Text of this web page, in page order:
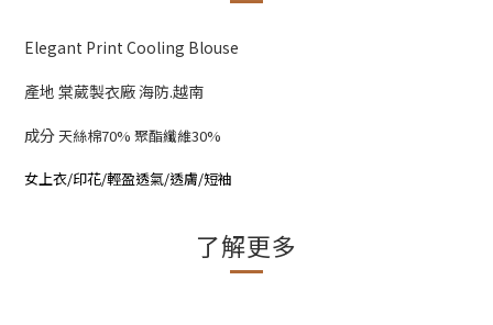
Elegant Print Cooling Blouse
產地 棠葳製衣廠 海防.越南
成分天絲棉70% 聚酯纖維30%
女上衣/印花/輕盈透氣/透膚/短袖
了解更多